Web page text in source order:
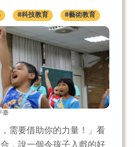
#科技教育 #藝術教育
臺
，需要借助你的力量！」看
，說一個令孩子入戲的好